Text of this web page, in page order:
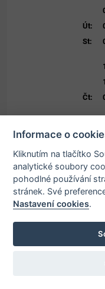
Informace o
Kliknutím na tlačítko
analytické soubory
pohodlné používání
stránek. Své
Nastavení cookies.
Út:
St:
Čt:
Pá:
MUDr. Patrick Šatný